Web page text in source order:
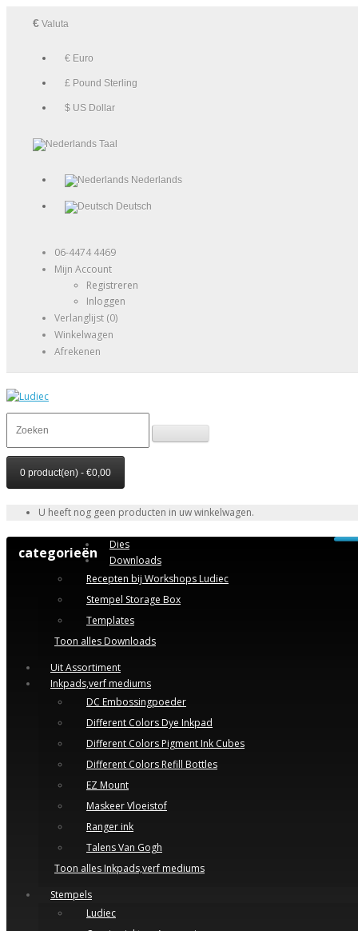
€ Valuta
€ Euro
£ Pound Sterling
$ US Dollar
Taal
Nederlands
Deutsch
06-4474 4469
Mijn Account
Registreren
Inloggen
Verlanglijst (0)
Winkelwagen
Afrekenen
0 product(en) - €0,00
U heeft nog geen producten in uw winkelwagen.
categorieën
Dies
Downloads
Recepten bij Workshops Ludiec
Stempel Storage Box
Templates
Toon alles Downloads
Uit Assortiment
Inkpads,verf mediums
DC Embossingpoeder
Different Colors Dye Inkpad
Different Colors Pigment Ink Cubes
Different Colors Refill Bottles
EZ Mount
Maskeer Vloeistof
Ranger ink
Talens Van Gogh
Toon alles Inkpads,verf mediums
Stempels
Ludiec